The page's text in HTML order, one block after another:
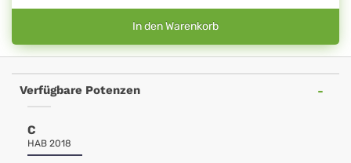
In den Warenkorb
Verfügbare Potenzen
C
HAB 2018